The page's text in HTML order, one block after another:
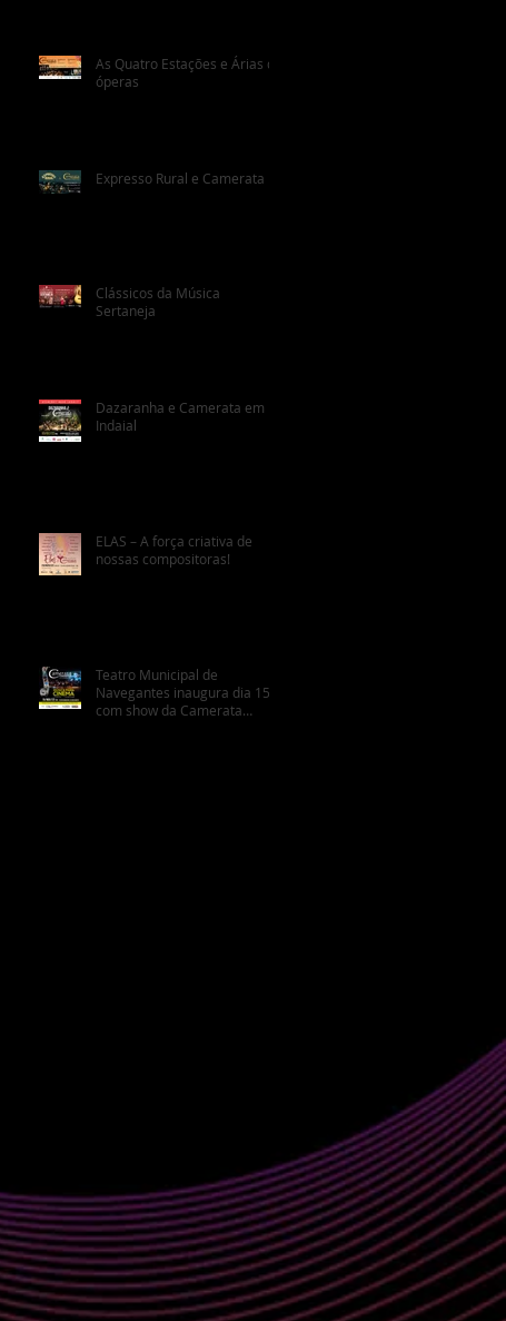
As Quatro Estações e Árias de
óperas
Expresso Rural e Camerata
Clássicos da Música
Sertaneja
Dazaranha e Camerata em
Indaial
ELAS – A força criativa de
nossas compositoras!
Teatro Municipal de
Navegantes inaugura dia 15
com show da Camerata